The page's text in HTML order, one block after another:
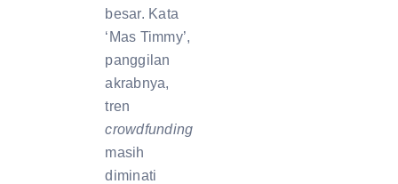
besar. Kata
‘Mas Timmy’,
panggilan
akrabnya,
tren
crowdfunding
masih
diminati